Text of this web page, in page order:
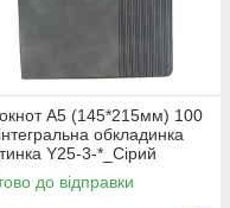
А5 (145*215мм) 100
обкладинка
Y25-3-*_Сірий
до відправки